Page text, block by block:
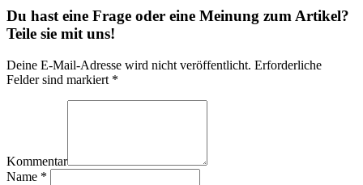
Du hast eine Frage oder eine Meinung zum Artikel?
Teile sie mit uns!
Deine E-Mail-Adresse wird nicht veröffentlicht. Erforderliche
Felder sind markiert *
Kommentar
Name *